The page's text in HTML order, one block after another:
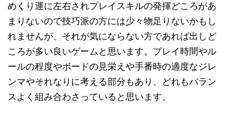
めくり運に左右されプレイスキルの発揮どころがあ
まりないので技巧派の方には少々物足りないかもし
れませんが、それが気にならない方であれば出しど
ころが多い良いゲームと思います。プレイ時間やル
ールの程度やボードの見栄えや手番時の適度なジレ
ンマやそれなりに考える部分もあり、どれもバラン
スよく組み合わさっていると思います。